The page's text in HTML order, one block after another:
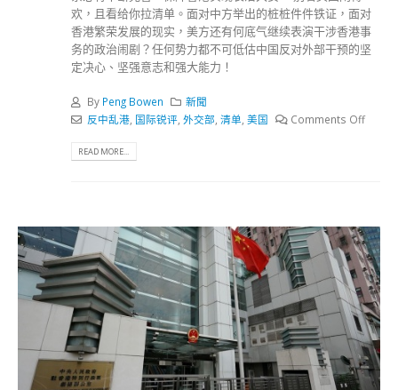
欢，且看给你拉清单。面对中方举出的桩桩件件铁证，面对
香港繁荣发展的现实，美方还有何底气继续表演干涉香港事
务的政治闹剧？任何势力都不可低估中国反对外部干预的坚
定决心、坚强意志和强大能力！
By Peng Bowen
新聞
反中乱港, 国际锐评, 外交部 清单 美国 Comments Off
READ MORE...